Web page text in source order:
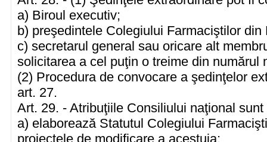
a) Biroul executiv;
b) preşedintele Colegiului Farmaciştilor din
c) secretarul general sau oricare alt
solicitarea a cel puţin o treime din numărul
(2) Procedura de convocare a şedinţelor
art. 27.
Art. 29. - Atribuţiile Consiliului naţional
a) elaborează Statutul Colegiului
proiectele de modificare a acestuia;